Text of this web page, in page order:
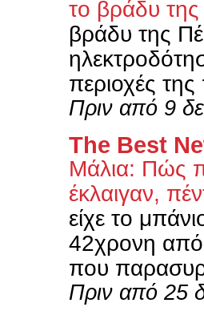
το βράδυ
βράδυ της
περιοχές
Πριν από 9
The Best
Μάλια: Πώς
έκλαιγαν,
είχε το
42χρονη από
που
Πριν από 25